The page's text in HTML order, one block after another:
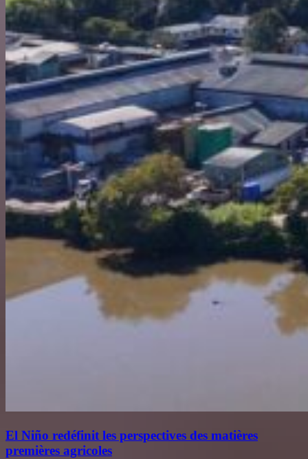
El Niño redéfinit les perspectives des matières
premières agricoles